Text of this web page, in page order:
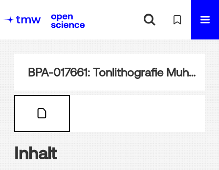
BPA-017661: Tonlithografie Muhammad Said Pascha
Inhalt